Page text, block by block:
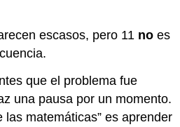
escasos, pero 11 no es
que el problema fue
una pausa por un momento.
las matemáticas” es aprender